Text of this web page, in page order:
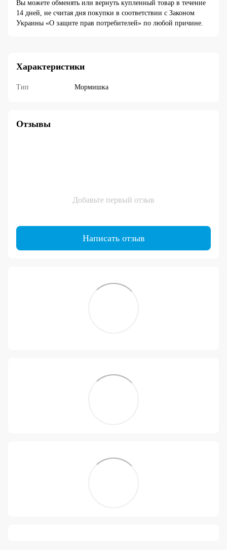
Вы можете обменять или вернуть купленный товар в течение
14 дней, не считая дня покупки в соответствии с Законом
Украины «О защите прав потребителей» по любой причине.
Характеристики
Тип Мормишка
Отзывы
Добавьте первый отзыв
Написать отзыв